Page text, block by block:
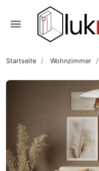
menu
Startseite Wohnzimmer